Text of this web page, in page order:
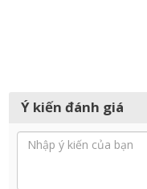
Ý kiến đánh giá